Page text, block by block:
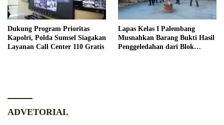
Dukung Program Prioritas
Kapolri, Polda Sumsel Siagakan
Layanan Call Center 110 Gratis
Lapas Kelas I Palembang
Musnahkan Barang Bukti Hasil
Penggeledahan dari Blok
ADVETORIAL